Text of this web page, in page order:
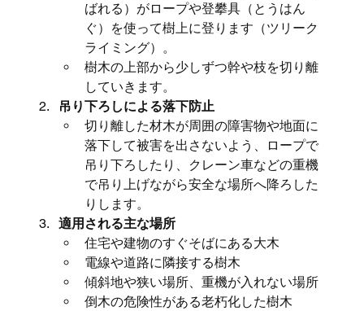
ばれる）がロープや登攀具（とうはん
ぐ）を使って樹上に登ります（ツリーク
ライミング）。
樹木の上部から少しずつ幹や枝を切り離
していきます。
吊り下ろしによる落下防止
切り離した材木が周囲の障害物や地面に
落下して被害を出さないよう、ロープで
吊り下ろしたり、クレーン車などの重機
で吊り上げながら安全な場所へ降ろした
りします。
適用される主な場所
住宅や建物のすぐそばにある大木
電線や道路に隣接する樹木
傾斜地や狭い場所、重機が入れない場所
倒木の危険性がある老朽化した樹木